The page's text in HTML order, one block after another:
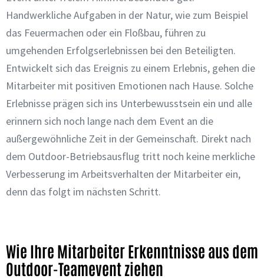
Handwerkliche Aufgaben in der Natur, wie zum Beispiel
das Feuermachen oder ein Floßbau, führen zu
umgehenden Erfolgserlebnissen bei den Beteiligten.
Entwickelt sich das Ereignis zu einem Erlebnis, gehen die
Mitarbeiter mit positiven Emotionen nach Hause. Solche
Erlebnisse prägen sich ins Unterbewusstsein ein und alle
erinnern sich noch lange nach dem Event an die
außergewöhnliche Zeit in der Gemeinschaft. Direkt nach
dem Outdoor-Betriebsausflug tritt noch keine merkliche
Verbesserung im Arbeitsverhalten der Mitarbeiter ein,
denn das folgt im nächsten Schritt.
Wie Ihre Mitarbeiter Erkenntnisse aus dem
Outdoor-Teamevent ziehen